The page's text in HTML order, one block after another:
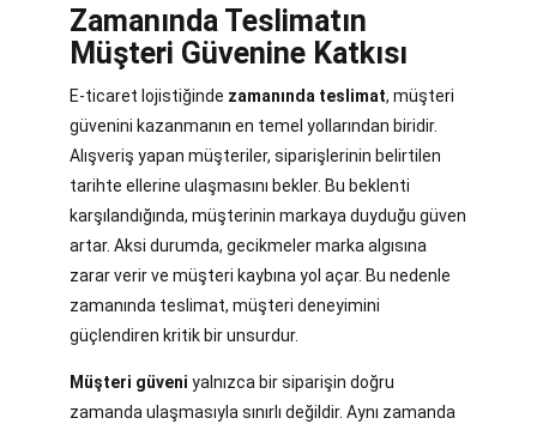
Zamanında Teslimatın
Müşteri Güvenine Katkısı
E-ticaret lojistiğinde zamanında teslimat, müşteri
güvenini kazanmanın en temel yollarından biridir.
Alışveriş yapan müşteriler, siparişlerinin belirtilen
tarihte ellerine ulaşmasını bekler. Bu beklenti
karşılandığında, müşterinin markaya duyduğu güven
artar. Aksi durumda, gecikmeler marka algısına
zarar verir ve müşteri kaybına yol açar. Bu nedenle
zamanında teslimat, müşteri deneyimini
güçlendiren kritik bir unsurdur.
Müşteri güveni yalnızca bir siparişin doğru
zamanda ulaşmasıyla sınırlı değildir. Aynı zamanda